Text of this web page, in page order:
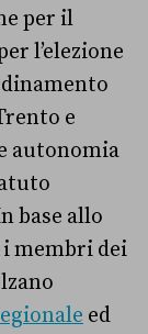
per il
l’elezione
e
autonomia
base allo
membri dei
ed